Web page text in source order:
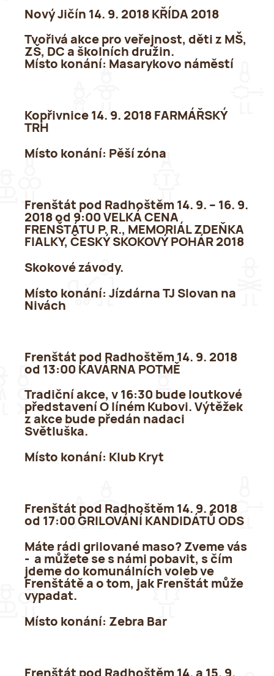
Nový Jičín 14. 9. 2018 KŘÍDA 2018
Tvořivá akce pro veřejnost, děti z MŠ,
ZŠ, DC a školních družin.
Místo konání: Masarykovo náměstí
Kopřivnice 14. 9. 2018 FARMÁŘSKÝ
TRH
Místo konání: Pěší zóna
Frenštát pod Radhoštěm 14. 9. – 16. 9.
2018 od 9:00 VELKÁ CENA
FRENŠTÁTU P. R., MEMORIÁL ZDEŇKA
FIALKY, ČESKÝ SKOKOVÝ POHÁR 2018
Skokové závody.
Místo konání: Jízdárna TJ Slovan na
Nivách
Frenštát pod Radhoštěm 14. 9. 2018
od 13:00 KAVÁRNA POTMĚ
Tradiční akce, v 16:30 bude loutkové
představení O líném Kubovi. Výtěžek
z akce bude předán nadaci
Světluška.
Místo konání: Klub Kryt
Frenštát pod Radhoštěm 14. 9. 2018
od 17:00 GRILOVÁNÍ KANDIDÁTŮ ODS
Máte rádi grilované maso? Zveme vás
- a můžete se s námi pobavit, s čím
jdeme do komunálních voleb ve
Frenštátě a o tom, jak Frenštát může
vypadat.
Místo konání: Zebra Bar
Frenštát pod Radhoštěm 14. a 15. 9.